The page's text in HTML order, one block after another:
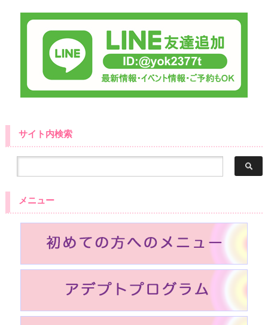
サイト内検索
メニュー